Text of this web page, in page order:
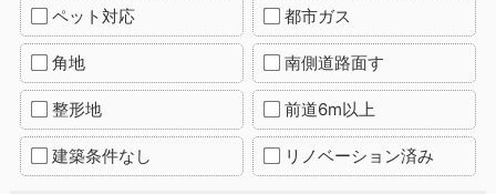
ペット対応 都市ガス
角地 南側道路面す
整形地 前道6m以上
建築条件なし リノベーション済み